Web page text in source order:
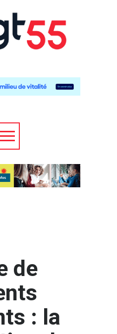
de
: la